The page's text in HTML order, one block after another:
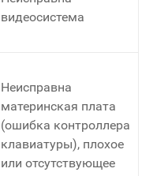
видеосистема
Неисправна
материнская плата
(ошибка контроллера
клавиатуры), плохое
или отсутствующее